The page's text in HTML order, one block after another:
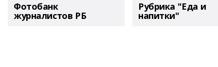
Фотобанк
журналистов РБ
Рубрика "Еда и
напитки"